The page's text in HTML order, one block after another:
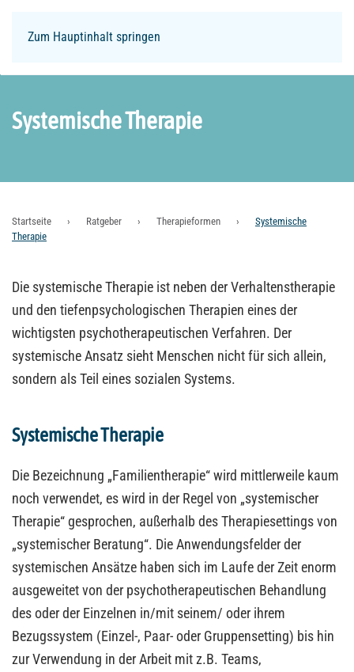
Zum Hauptinhalt springen
Systemische Therapie
Startseite Ratgeber Therapieformen
Systemische
Therapie
Die systemische Therapie ist neben der Verhaltenstherapie
und den tiefenpsychologischen Therapien eines der
wichtigsten psychotherapeutischen Verfahren. Der
systemische Ansatz sieht Menschen nicht für sich allein,
sondern als Teil eines sozialen Systems.
Systemische Therapie
Die Bezeichnung „Familientherapie“ wird mittlerweile kaum
noch verwendet, es wird in der Regel von „systemischer
Therapie“ gesprochen, außerhalb des Therapiesettings von
„systemischer Beratung“. Die Anwendungsfelder der
systemischen Ansätze haben sich im Laufe der Zeit enorm
ausgeweitet von der psychotherapeutischen Behandlung
des oder der Einzelnen in/mit seinem/ oder ihrem
Bezugssystem (Einzel-, Paar- oder Gruppensetting) bis hin
zur Verwendung in der Arbeit mit z.B. Teams,